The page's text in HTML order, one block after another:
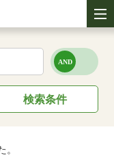
検索条件
。